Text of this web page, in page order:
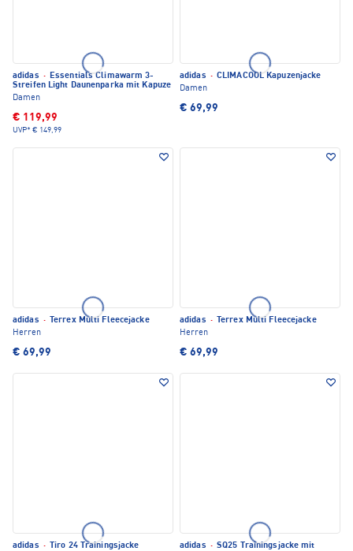
adidas · Essentials Climawarm 3-
Streifen Light Daunenparka mit Kapuze
Damen
€ 119,99
UVP* € 149,99
adidas · CLIMACOOL Kapuzenjacke
Damen
€ 69,99
adidas ·
Terrex Multi Fleecejacke
Herren
€ 69,99
adidas ·
Terrex Multi Fleecejacke
Herren
€ 69,99
adidas · Tiro 24 Trainingsjacke adidas · SQ25 Trainingsjacke mit